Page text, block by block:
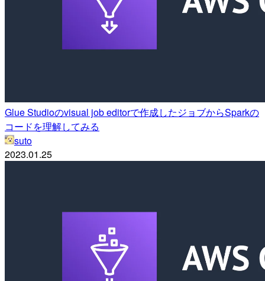
Glue Studioのvisual job editorで作成したジョブからSparkの
コードを理解してみる
suto
2023.01.25